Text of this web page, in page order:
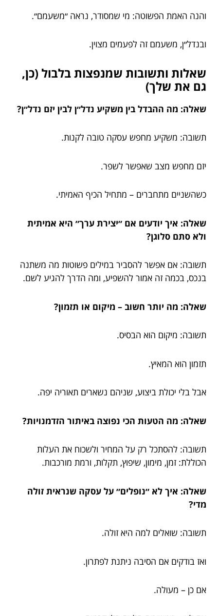
והנה האמת הפשוטה: מי שמסודר, נראה ״משעמם״.
ובנדל״ן, משעמם זה לפעמים מצוין.
שאלות ותשובות שמנפצות בלבול (כן,
גם את שלך)
שאלה: מה ההבדל בין משקיע נדל״ן לבין יזם נדל״ן?
תשובה: משקיע מחפש עסקה טובה לקנות.
יזם מחפש מצב שאפשר לשפר.
כשהשניים מתחברים – מתחיל הכיף האמיתי.
שאלה: איך יודעים אם ״יצירת ערך״ היא אמיתית
ולא סתם סלוגן?
תשובה: אם אפשר להסביר במילים פשוטות מה משתנה
בנכס, בכמה זה אמור להשפיע, ומה הדרך להגיע לשם.
שאלה: מה יותר חשוב – מיקום או תזמון?
תשובה: מיקום הוא הבסיס.
תזמון הוא המאיץ.
אבל בלי יכולת ביצוע, שניהם נשארים תאוריה יפה.
שאלה: מה הטעות הכי נפוצה באיתור הזדמנויות?
תשובה: להסתכל רק על המחיר ולשכוח את העלות
הכוללת: זמן, מימון, שיפוץ, תקלות, ורמת מורכבות.
שאלה: איך לא ״נופלים״ על עסקה שנראית זולה
מדי?
תשובה: שואלים למה היא זולה.
ואז בודקים אם הסיבה ניתנת לפתרון.
אם כן – מעולה.